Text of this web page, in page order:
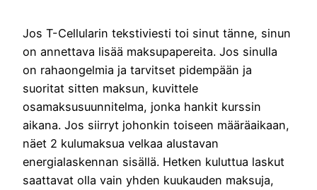
Jos T-Cellularin tekstiviesti toi sinut tänne, sinun
on annettava lisää maksupapereita. Jos sinulla
on rahaongelmia ja tarvitset pidempään ja
suoritat sitten maksun, kuvittele
osamaksusuunnitelma, jonka hankit kurssin
aikana. Jos siirryt johonkin toiseen määräaikaan,
näet 2 kulumaksua velkaa alustavan
energialaskennan sisällä. Hetken kuluttua laskut
saattavat olla vain yhden kuukauden maksuja,